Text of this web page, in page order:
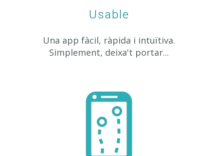
Usable
Una app fàcil, ràpida i intuïtiva.
Simplement, deixa't portar...